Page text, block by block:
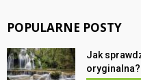
POPULARNE POSTY
Jak
oryginalna?